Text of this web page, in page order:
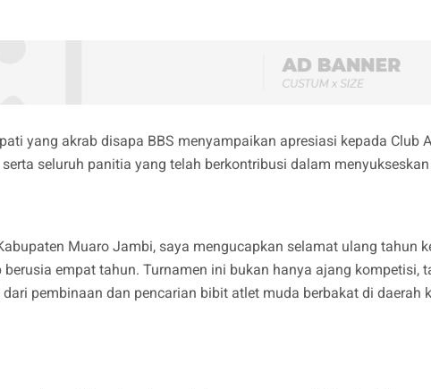
yang akrab disapa BBS menyampaikan apresiasi kepada Club
seluruh panitia yang telah berkontribusi dalam
Muaro Jambi, saya mengucapkan selamat ulang tahun
empat tahun. Turnamen ini bukan hanya ajang kompetisi,
pembinaan dan pencarian bibit atlet muda berbakat di daerah